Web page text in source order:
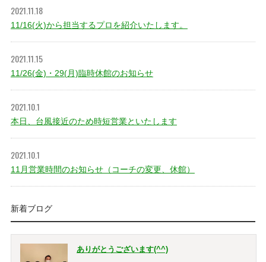
2021.11.18
11/16(火)から担当するプロを紹介いたします。
2021.11.15
11/26(金)・29(月)臨時休館のお知らせ
2021.10.1
本日、台風接近のため時短営業といたします
2021.10.1
11月営業時間のお知らせ（コーチの変更、休館）
新着ブログ
ありがとうございます(^^)